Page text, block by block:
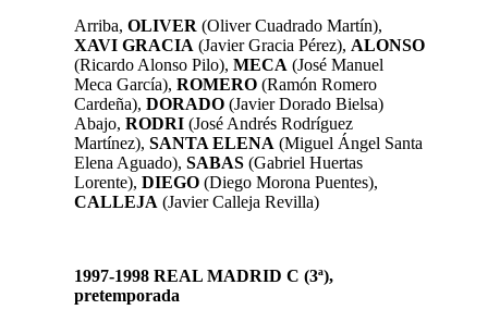
Arriba, OLIVER (Oliver Cuadrado Martín),
XAVI GRACIA (Javier Gracia Pérez), ALONSO
(Ricardo Alonso Pilo), MECA (José Manuel
Meca García), ROMERO (Ramón Romero
Cardeña), DORADO (Javier Dorado Bielsa)
Abajo, RODRI (José Andrés Rodríguez
Martínez), SANTA ELENA (Miguel Ángel Santa
Elena Aguado), SABAS (Gabriel Huertas
Lorente), DIEGO (Diego Morona Puentes),
CALLEJA (Javier Calleja Revilla)
1997-1998 REAL MADRID C (3ª),
pretemporada